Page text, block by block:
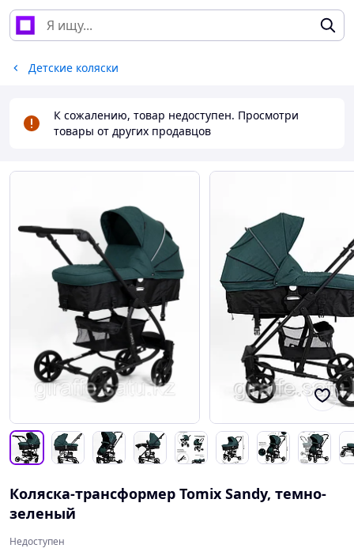
Детские коляски
К сожалению, товар недоступен. Просмотри
товары от других продавцов
Коляска-трансформер Tomix Sandy, темно-
зеленый
Недоступен